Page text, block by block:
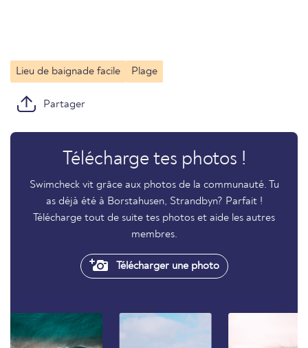
Lieu de baignade facile Plage
Partager
Télécharge tes photos !
Swimcheck vit grâce aux photos de la communauté. Tu
as déjà été à Borstahusen, Strandbyn? Parfait !
Télécharge tout de suite tes photos et aide les autres
membres.
Télécharger une photo